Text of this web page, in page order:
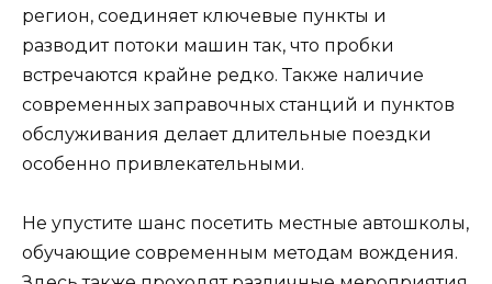
регион, соединяет ключевые пункты и
разводит потоки машин так, что пробки
встречаются крайне редко. Также наличие
современных заправочных станций и пунктов
обслуживания делает длительные поездки
особенно привлекательными.
Не упустите шанс посетить местные автошколы,
обучающие современным методам вождения.